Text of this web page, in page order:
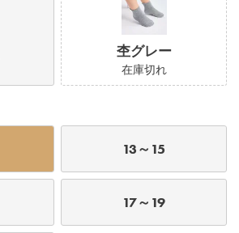
杢グレー
在庫切れ
13～15
17～19